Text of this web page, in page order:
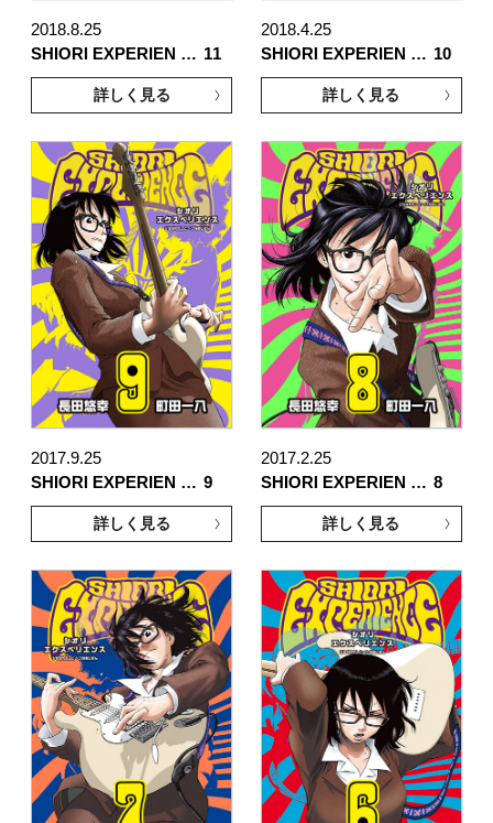
2018.8.25
SHIORI EXPERIEN … 11
詳しく見る
2018.4.25
SHIORI EXPERIEN … 10
詳しく見る
2017.9.25
SHIORI EXPERIEN … 9
詳しく見る
2017.2.25
SHIORI EXPERIEN … 8
詳しく見る